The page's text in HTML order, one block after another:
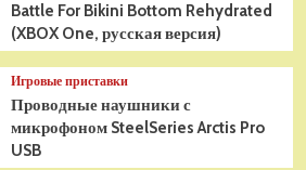
Battle For Bikini Bottom Rehydrated
(XBOX One, русская версия)
Игровые приставки
Проводные наушники с
микрофоном SteelSeries Arctis Pro
USB